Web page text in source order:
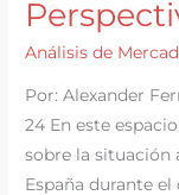
Análisis de
Por: Alexander
24 En este
sobre la situación
España durante